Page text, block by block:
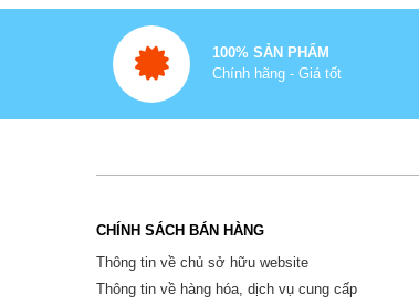
100% SẢN PHẨM
Chính hãng - Giá tốt
CHÍNH SÁCH BÁN HÀNG
Thông tin về chủ sở hữu website
Thông tin về hàng hóa, dịch vụ cung cấp